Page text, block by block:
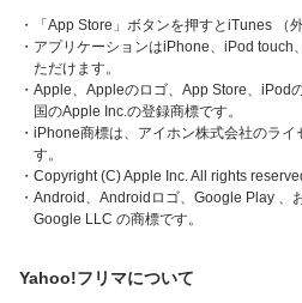
・「App Store」ボタンを押すとiTunes （
・アプリケーションはiPhone、iPod
ただけます。
・Apple、Appleのロゴ、App Store、iPod
国のApple Inc.の登録商標です。
・iPhone商標は、アイホン株式会社のラ
す。
・Copyright (C) Apple Inc. All rights
・Android、Androidロゴ、Google Play 、
Google LLC の商標です。
Yahoo!フリマについて